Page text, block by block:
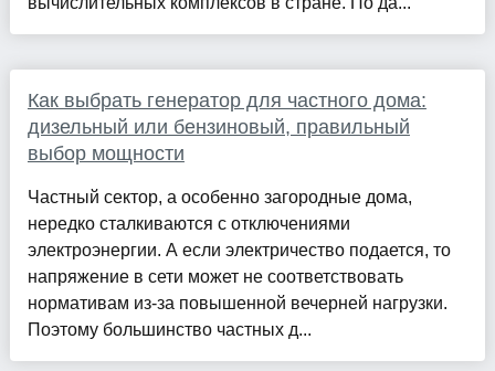
Как выбрать генератор для частного дома:
дизельный или бензиновый, правильный
выбор мощности
Частный сектор, а особенно загородные дома,
нередко сталкиваются с отключениями
электроэнергии. А если электричество подается, то
напряжение в сети может не соответствовать
нормативам из-за повышенной вечерней нагрузки.
Поэтому большинство частных д...